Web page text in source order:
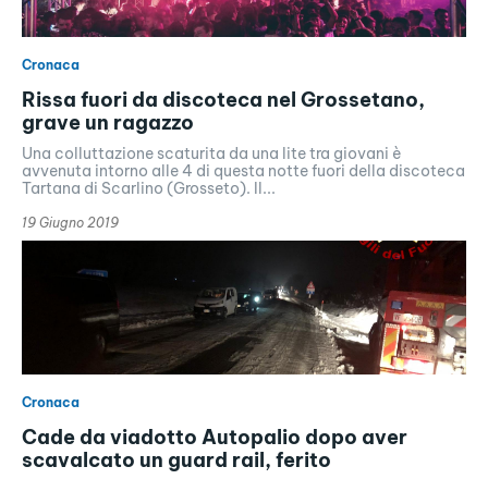
Cronaca
Rissa fuori da discoteca nel Grossetano,
grave un ragazzo
Una colluttazione scaturita da una lite tra giovani è
avvenuta intorno alle 4 di questa notte fuori della discoteca
Tartana di Scarlino (Grosseto). Il...
19 Giugno 2019
Cronaca
Cade da viadotto Autopalio dopo aver
scavalcato un guard rail, ferito